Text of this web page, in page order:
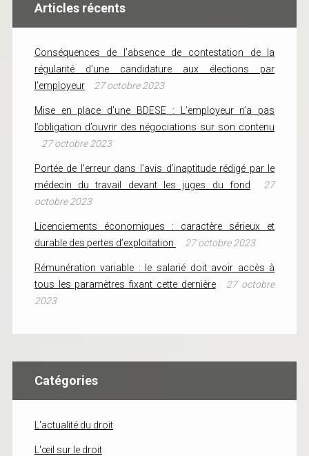
Articles récents
Conséquences de l’absence de contestation de la
régularité d’une candidature aux élections par
l’employeur
27 octobre 2023
Mise en place d’une BDESE : L’employeur n’a pas
l’obligation d’ouvrir des négociations sur son contenu
27 octobre 2023
Portée de l’erreur dans l’avis d’inaptitude rédigé par le
médecin du travail devant les juges du fond
27
octobre 2023
Licenciements économiques : caractère sérieux et
durable des pertes d’exploitation
27 octobre 2023
Rémunération variable : le salarié doit avoir accès à
tous les paramètres fixant cette dernière
27 octobre
2023
Catégories
L'actualité du droit
L'œil sur le droit